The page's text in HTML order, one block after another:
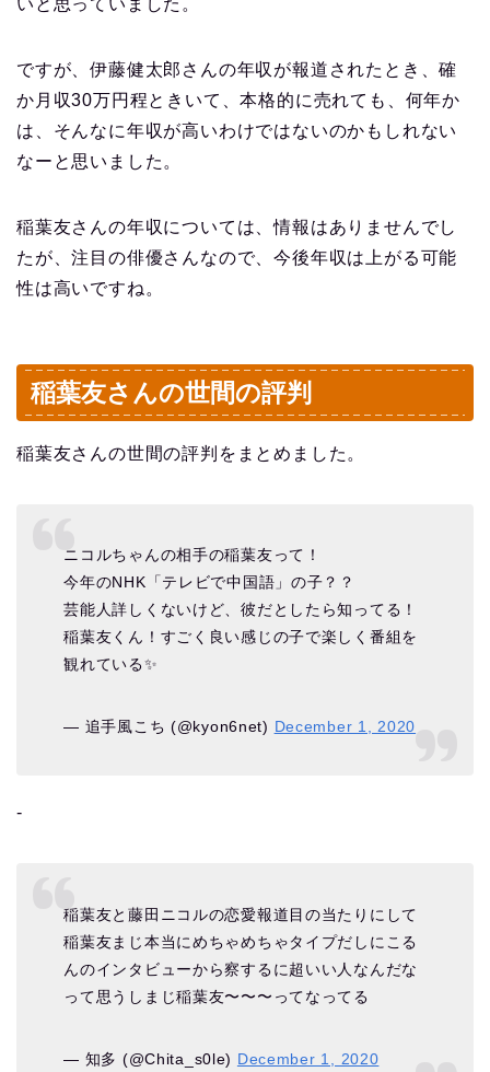
いと思っていました。
ですが、伊藤健太郎さんの年収が報道されたとき、確
か月収30万円程ときいて、本格的に売れても、何年か
は、そんなに年収が高いわけではないのかもしれない
なーと思いました。
稲葉友さんの年収については、情報はありませんでし
たが、注目の俳優さんなので、今後年収は上がる可能
性は高いですね。
稲葉友さんの世間の評判
稲葉友さんの世間の評判をまとめました。
ニコルちゃんの相手の稲葉友って！
今年のNHK「テレビで中国語」の子？？
芸能人詳しくないけど、彼だとしたら知ってる！
稲葉友くん！すごく良い感じの子で楽しく番組を
観れている✨
— 追手風こち (@kyon6net) December 1, 2020
‐
稲葉友と藤田ニコルの恋愛報道目の当たりにして
稲葉友まじ本当にめちゃめちゃタイプだしにこる
んのインタビューから察するに超いい人なんだな
って思うしまじ稲葉友〜〜〜ってなってる
— 知多 (@Chita_s0le) December 1, 2020